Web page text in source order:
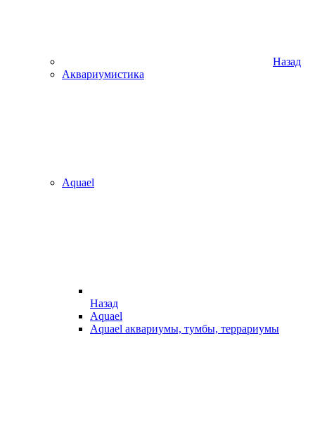
Назад
Аквариумистика
Aquael
Назад
Aquael
Aquael аквариумы, тумбы, террариумы